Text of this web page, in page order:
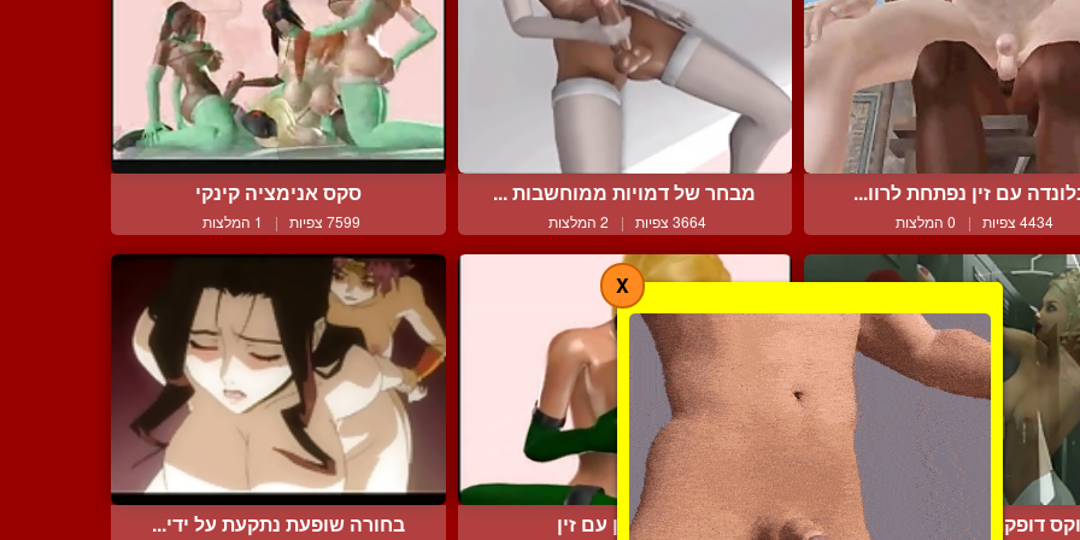
עם זין נפתחת לרוו...
4434 צפיות | 0 המלצות
מבחר של דמויות ממוחשבות ...
3664 צפיות | 2 המלצות
סקס אנימציה קינקי
7599 צפיות | 1 המלצות
דופקת בלונדינית נאה... פצצת מין עם זין בחורה שופעת נתקעת על ידי...
X